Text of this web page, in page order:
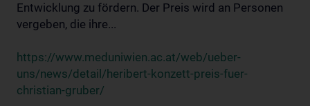
Entwicklung zu fördern. Der Preis wird an Personen
vergeben, die ihre...
https://www.meduniwien.ac.at/web/ueber-
uns/news/detail/heribert-konzett-preis-fuer-
christian-gruber/